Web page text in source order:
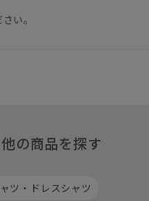
い。
の商品を探す
ツ・ドレスシャツ